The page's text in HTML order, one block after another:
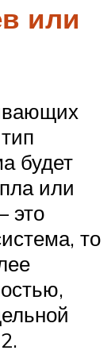
или
будет
или
это
то